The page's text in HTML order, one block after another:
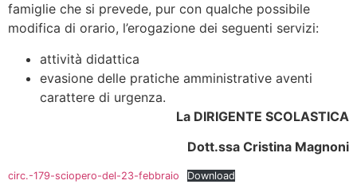
famiglie che si prevede, pur con qualche possibile
modifica di orario, l’erogazione dei seguenti servizi:
attività didattica
evasione delle pratiche amministrative aventi
carattere di urgenza.
La DIRIGENTE SCOLASTICA
Dott.ssa Cristina Magnoni
circ.-179-sciopero-del-23-febbraio Download